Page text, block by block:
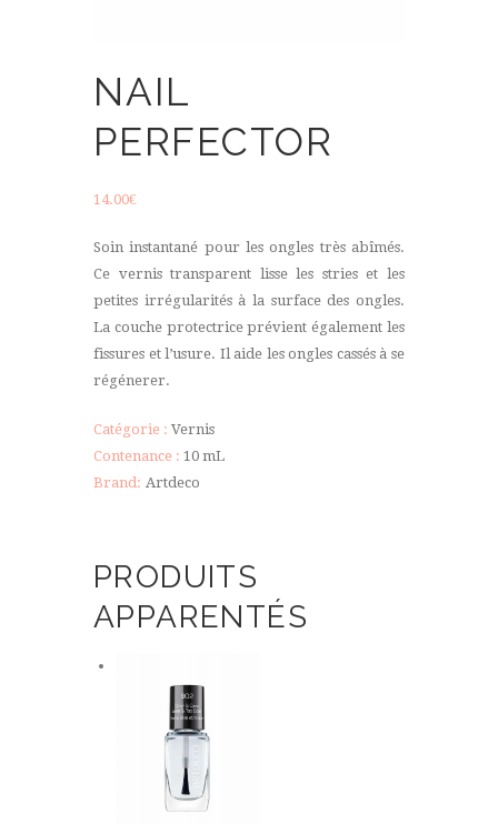
NAIL
PERFECTOR
14.00€
Soin instantané pour les ongles très abîmés.
Ce vernis transparent lisse les stries et les
petites irrégularités à la surface des ongles.
La couche protectrice prévient également les
fissures et l’usure. Il aide les ongles cassés à se
régénerer.
Catégorie : Vernis
Contenance : 10 mL
Brand: Artdeco
PRODUITS
APPARENTÉS